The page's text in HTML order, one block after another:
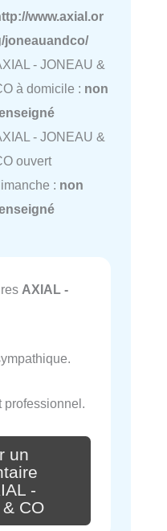
www.axial.or
joneauandco/
- JONEAU &
à domicile : non
- JONEAU &
ouvert
: non
AXIAL -
professionnel.
un
-
CO